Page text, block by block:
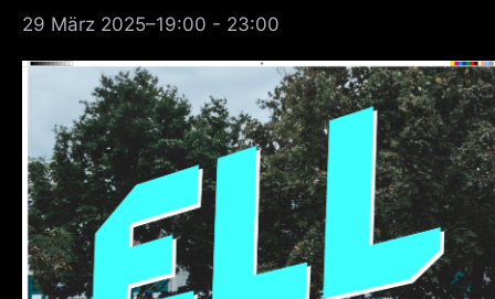
29 März 2025–19:00 - 23:00